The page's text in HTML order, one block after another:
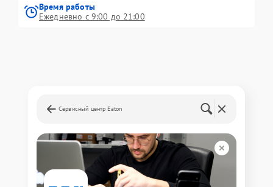
Время работы
Ежедневно с 9:00 до 21:00
Сервисный центр Eaton